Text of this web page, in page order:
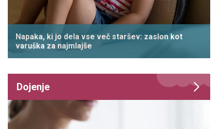
Napaka, ki jo dela vse več staršev: zaslon kot
varuška za najmlajše
Dojenje